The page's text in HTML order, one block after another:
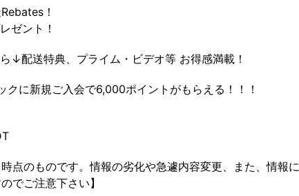
！
ゼント！
↓配送特典、プライム・ビデオ等 お得感満載！
に新規ご入会で6,000ポイントがもらえる！！！
点のものです。情報の劣化や急遽内容変更、また、情報に
でご注意下さい】